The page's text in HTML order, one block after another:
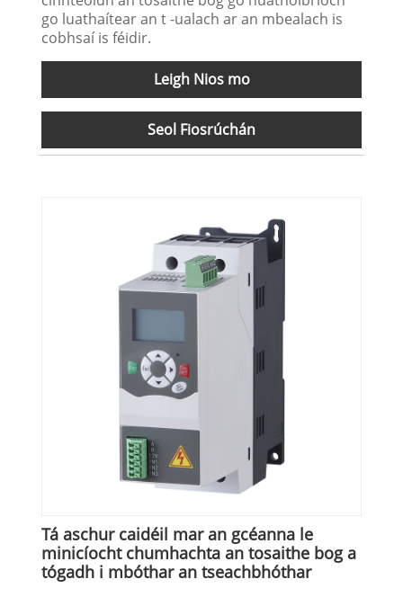
go luathaítear an t -ualach ar an mbealach is
cobhsaí is féidir.
Leigh Nios mo
Seol Fiosrúchán
Tá aschur caidéil mar an gcéanna le
minicíocht chumhachta an tosaithe bog a
tógadh i mbóthar an tseachbhóthar